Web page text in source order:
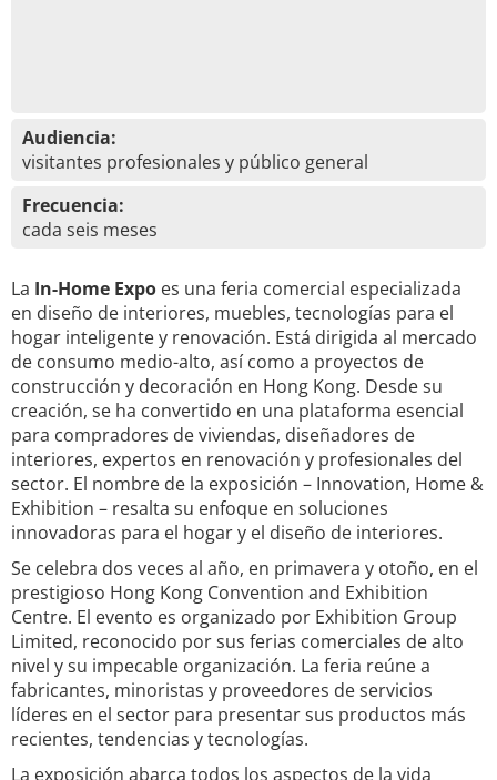
Audiencia:
visitantes profesionales y público general
Frecuencia:
cada seis meses
La In-Home Expo es una feria comercial especializada
en diseño de interiores, muebles, tecnologías para el
hogar inteligente y renovación. Está dirigida al mercado
de consumo medio-alto, así como a proyectos de
construcción y decoración en Hong Kong. Desde su
creación, se ha convertido en una plataforma esencial
para compradores de viviendas, diseñadores de
interiores, expertos en renovación y profesionales del
sector. El nombre de la exposición – Innovation, Home &
Exhibition – resalta su enfoque en soluciones
innovadoras para el hogar y el diseño de interiores.
Se celebra dos veces al año, en primavera y otoño, en el
prestigioso Hong Kong Convention and Exhibition
Centre. El evento es organizado por Exhibition Group
Limited, reconocido por sus ferias comerciales de alto
nivel y su impecable organización. La feria reúne a
fabricantes, minoristas y proveedores de servicios
líderes en el sector para presentar sus productos más
recientes, tendencias y tecnologías.
La exposición abarca todos los aspectos de la vida